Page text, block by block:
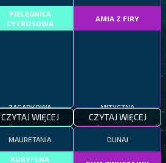
PIELĘGNICA
CYTRUSOWA
CZYTAJ WIĘCEJ
AMIA Z FIRY
CZYTAJ WIĘCEJ
MAURETANIA
KORYFENA
DUNAJ